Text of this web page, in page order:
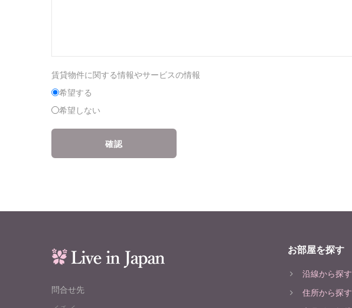
賃貸物件に関する情報やサービスの情報
希望する
希望しない
確認
問合せ先
お部屋を探す
沿線から探す
住所から探す